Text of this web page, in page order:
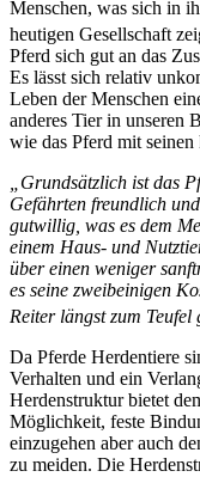
Pferd gelten
Menschen, was sich in
heutigen Gesellschaft
Pferd sich gut an das
Es lässt sich relativ
Leben der Menschen
wie das Pferd mit
„Grundsätzlich ist das
Gefährten freundlich
gutwillig, was es dem
einem Haus- und
über einen weniger
es seine zweibeinigen
Reiter längst zum Teufel
Da Pferde Herdentiere
Verhalten und ein
Herdenstruktur bietet
Möglichkeit, feste